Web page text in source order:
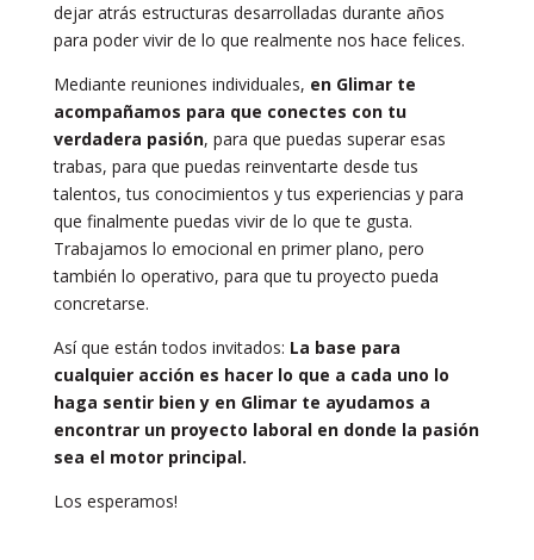
dejar atrás estructuras desarrolladas durante años
para poder vivir de lo que realmente nos hace felices.
Mediante reuniones individuales, en Glimar te
acompañamos para que conectes con tu
verdadera pasión, para que puedas superar esas
trabas, para que puedas reinventarte desde tus
talentos, tus conocimientos y tus experiencias y para
que finalmente puedas vivir de lo que te gusta.
Trabajamos lo emocional en primer plano, pero
también lo operativo, para que tu proyecto pueda
concretarse.
Así que están todos invitados: La base para
cualquier acción es hacer lo que a cada uno lo
haga sentir bien y en Glimar te ayudamos a
encontrar un proyecto laboral en donde la pasión
sea el motor principal.
Los esperamos!